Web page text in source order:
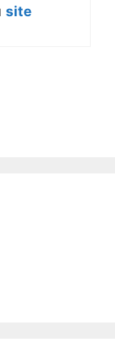
site